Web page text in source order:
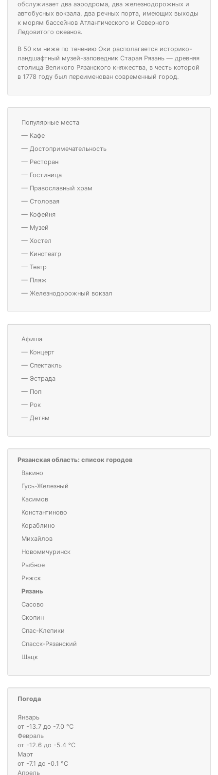
обслуживает два аэродрома, два железнодорожных и
автобусных вокзала, два речных порта, имеющих выходы
к морям бассейнов Атлантического и Северного
Ледовитого океанов.
В 50 км ниже по течению Оки располагается историко-
ландшафтный музей-заповедник Старая Рязань — древняя
столица Великого Рязанского княжества, в честь которой
в 1778 году был переименован современный город.
Популярные места
— Кафе
— Достопримечательность
— Ресторан
— Гостиница
— Православный храм
— Столовая
— Кофейня
— Музей
— Хостел
— Кинотеатр
— Театр
— Пляж
— Железнодорожный вокзал
Афиша
— Концерт
— Спектакль
— Эстрада
— Поп
— Рок
— Детям
Рязанская область: список городов
Вакино
Гусь-Железный
Касимов
Константиново
Кораблино
Михайлов
Новомичуринск
Рыбное
Ряжск
Рязань
Сасово
Скопин
Спас-Клепики
Спасск-Рязанский
Шацк
Погода
Январь
от -13.7 до -7.0 °С
Февраль
от -12.6 до -5.4 °С
Март
от -7.1 до -0.1 °С
Апрель